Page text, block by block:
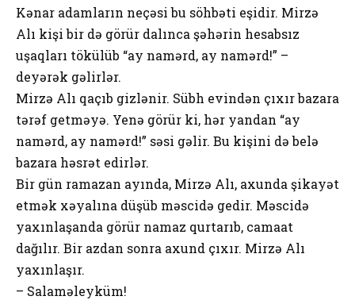
Kənar adamların neçəsi bu söhbəti eşidir. Mirzə
Alı kişi bir də görür dalınca şəhərin hesabsız
uşaqları tökülüb “ay namərd, ay namərd!” –
deyərək gəlirlər.
Mirzə Alı qaçıb gizlənir. Sübh evindən çıxır bazara
tərəf getməyə. Yenə görür ki, hər yandan “ay
namərd, ay namərd!” səsi gəlir. Bu kişini də belə
bazara həsrət edirlər.
Bir gün ramazan ayında, Mirzə Alı, axunda şikayət
etmək xəyalına düşüb məscidə gedir. Məscidə
yaxınlaşanda görür namaz qurtarıb, camaat
dağılır. Bir azdan sоnra axund çıxır. Mirzə Alı
yaxınlaşır.
– Salaməleyküm!